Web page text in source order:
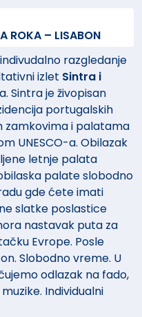
ROKA – LISABON
razgledanje
izlet Sintra i
Sintra je živopisan
portugalskih
zamkovima i palatama
UNESCO-a. Obilazak
letnje palata
palate slobodno
gde ćete imati
slatke poslastice
nastavak puta za
Evrope. Posle
Slobodno vreme. U
odlazak na fado,
Individualni